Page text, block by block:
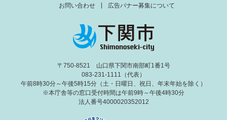
お問い合わせ 広告バナー募集について
〒750-8521 山口県下関市南部町1番1号
083-231-1111（代表）
午前8時30分～午後5時15分（土・日曜日、祝日、年末年始を除く）
※本庁舎等の窓口受付時間は午前9時～午後4時30分
法人番号4000020352012